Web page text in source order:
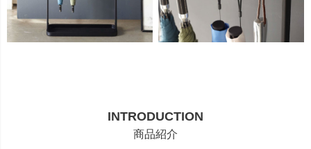
INTRODUCTION
商品紹介